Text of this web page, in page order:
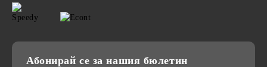
Абонирай се за нашия бюлетин